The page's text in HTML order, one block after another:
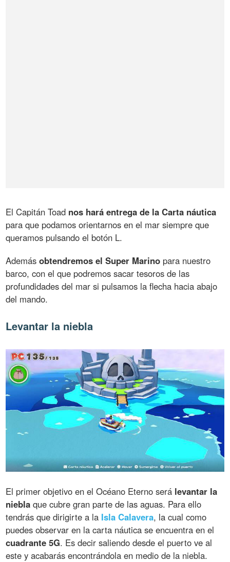
El Capitán Toad nos hará entrega de la Carta náutica
para que podamos orientarnos en el mar siempre que
queramos pulsando el botón L.
Ademásobtendremos el Super Marino para nuestro
barco, con el que podremos sacar tesoros de las
profundidades del mar si pulsamos la flecha hacia abajo
del mando.
Levantar la niebla
El primer objetivo en el Océano Eterno será levantar la
niebla que cubre gran parte de las aguas. Para ello
tendrás que dirigirte a la Isla Calavera, la cual como
puedes observar en la carta náutica se encuentra en el
cuadrante 5G. Es decir saliendo desde el puerto ve al
este y acabarás encontrándola en medio de la niebla.